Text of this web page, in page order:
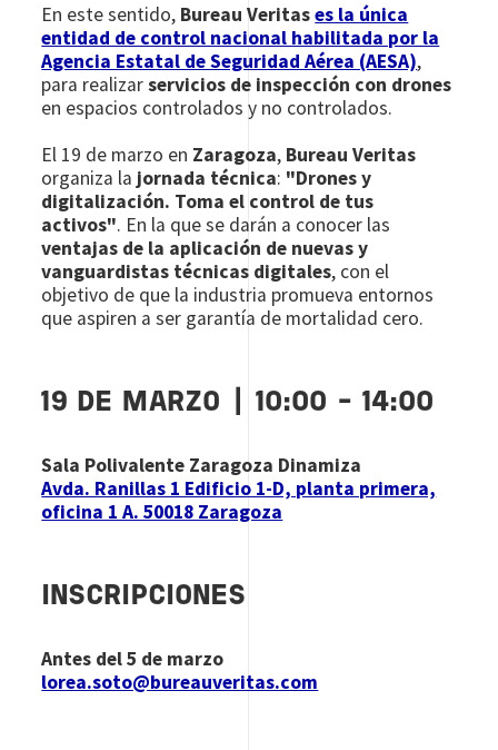
En este sentido, Bureau Veritases la única
entidad de control nacional habilitada por la
Agencia Estatal de Seguridad Aérea (AESA),
para realizarservicios de inspección con drones
en espacios controlados y no controlados.
El 19 de marzo en Zaragoza, Bureau Veritas
organiza la jornada técnica: "Drones y
digitalización. Toma el control de tus
activos". En la que se darán a conocer las
ventajas de la aplicación de nuevas y
vanguardistas técnicas digitales, con el
objetivo de que la industria promueva entornos
que aspiren a ser garantía de mortalidad cero.
19 DE MARZO | 10:00 - 14:00
Sala Polivalente Zaragoza Dinamiza
Avda. Ranillas 1 Edificio 1-D, planta primera,
oficina 1 A. 50018 Zaragoza
INSCRIPCIONES
Antes del 5 de marzo
lorea.soto@bureauveritas.com